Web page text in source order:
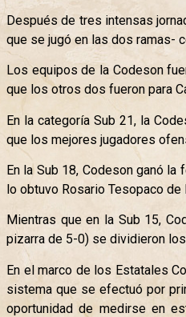
Después de tres intensas
que se jugó en las dos ramas-
Los equipos de la Codeson
que los otros dos fueron para
En la categoría Sub 21, la
que los mejores jugadores
En la Sub 18, Codeson ganó
lo obtuvo Rosario Tesopaco
Mientras que en la Sub 15,
pizarra de 5-0) se dividieron
En el marco de los Estatales
sistema que se efectuó por
oportunidad de medirse en